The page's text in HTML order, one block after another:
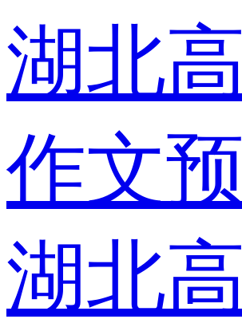
湖北
作文
湖北